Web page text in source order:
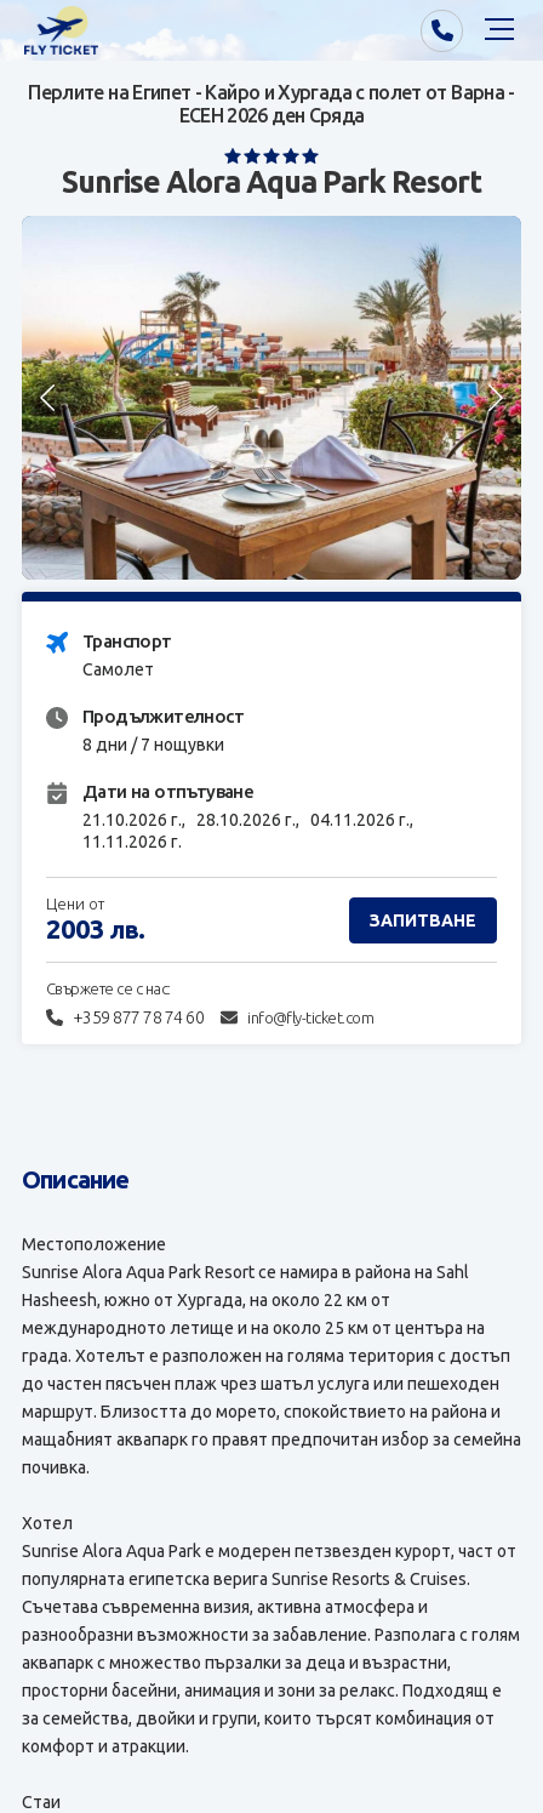
Почивки от Варна
Почивки от София/Пловдив/Бургас
Самолетни билети
Визи
Контакти
За нас
ЗАПИТВАНЕ
Перлите на Египет - Кайро и Хургада с полет от Варна -
ЕСЕН 2026 ден Сряда
Sunrise Alora Aqua Park Resort
Транспорт
Самолет
Продължителност
8 дни / 7 нощувки
Дати на отпътуване
21.10.2026 г., 28.10.2026 г., 04.11.2026 г.,
11.11.2026 г.
Свържете се с нас:
+359 877 78 74 60 info@fly-ticket.com
Цени от
2003 лв. ЗАПИТВАНЕ
Описание
Местоположение
Sunrise Alora Aqua Park Resort се намира в района на Sahl
Hasheesh, южно от Хургада, на около 22 км от
международното летище и на около 25 км от центъра на
града. Хотелът е разположен на голяма територия с достъп
до частен пясъчен плаж чрез шатъл услуга или пешеходен
маршрут. Близостта до морето, спокойствието на района и
мащабният аквапарк го правят предпочитан избор за семейна
почивка.
Хотел
Sunrise Alora Aqua Park е модерен петзвезден курорт, част от
популярната египетска верига Sunrise Resorts & Cruises.
Съчетава съвременна визия, активна атмосфера и
разнообразни възможности за забавление. Разполага с голям
аквапарк с множество пързалки за деца и възрастни,
просторни басейни, анимация и зони за релакс. Подходящ е
за семейства, двойки и групи, които търсят комбинация от
комфорт и атракции.
Стаи